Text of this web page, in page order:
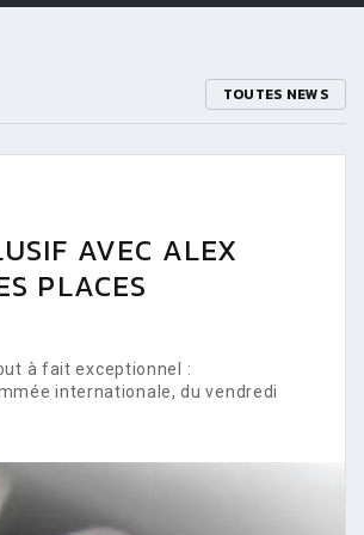
TOUTES NEWS
AVEC ALEX
PLACES
à fait exceptionnel :
internationale, du vendredi